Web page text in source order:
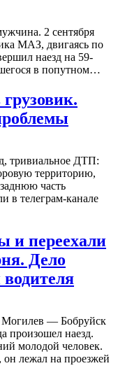
2 сентября
МАЗ, двигаясь по
наезд на 59-
в попутном…
тривиальное ДТП:
территорию,
часть
в телеграм-канале
и переехали
Дело
Могилев — Бобруйск
произошел наезд.
молодой человек.
лежал на проезжей